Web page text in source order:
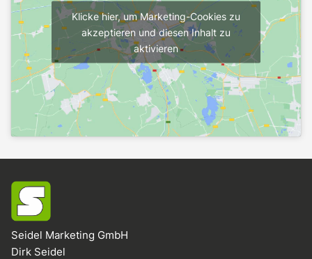
Klicke hier, um Marketing-Cookies zu
akzeptieren und diesen Inhalt zu
aktivieren
Seidel Marketing GmbH
Dirk Seidel